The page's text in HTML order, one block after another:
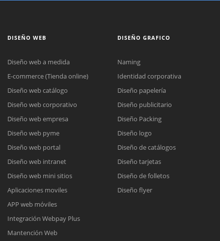
DISEÑO WEB
Diseño web a medida
E-commerce (Tienda online)
Diseño web catálogo
Diseño web corporativo
Diseño web empresa
Diseño web pyme
Diseño web portal
Diseño web intranet
Diseño web mini sitios
Aplicaciones moviles
APP web móviles
Integración Webpay Plus
Mantención Web
DISEÑO GRAFICO
Naming
Identidad corporativa
Diseño papelería
Diseño publicitario
Diseño Packing
Diseño logo
Diseño de catálogos
Diseño tarjetas
Diseño de folletos
Diseño flyer